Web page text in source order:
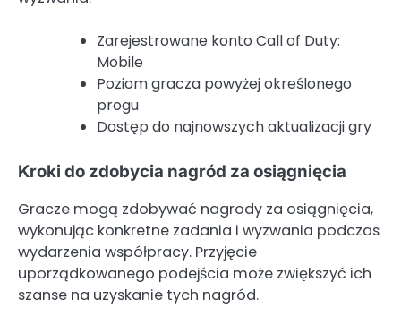
Zarejestrowane konto Call of Duty:
Mobile
Poziom gracza powyżej określonego
progu
Dostęp do najnowszych aktualizacji gry
Kroki do zdobycia nagród za osiągnięcia
Gracze mogą zdobywać nagrody za osiągnięcia,
wykonując konkretne zadania i wyzwania podczas
wydarzenia współpracy. Przyjęcie
uporządkowanego podejścia może zwiększyć ich
szanse na uzyskanie tych nagród.